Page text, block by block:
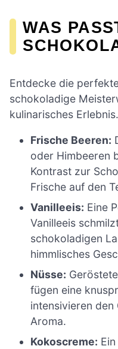
WAS
Entdecke die
schokoladige
kulinarisches Erlebnis.
Frische Beeren:
oder Himbeeren
Kontrast zur
Frische auf den
Vanilleeis: Eine
Vanilleeis
schokoladigen
himmlisches
Nüsse:
fügen eine
intensivieren den
Aroma.
Kokoscreme: